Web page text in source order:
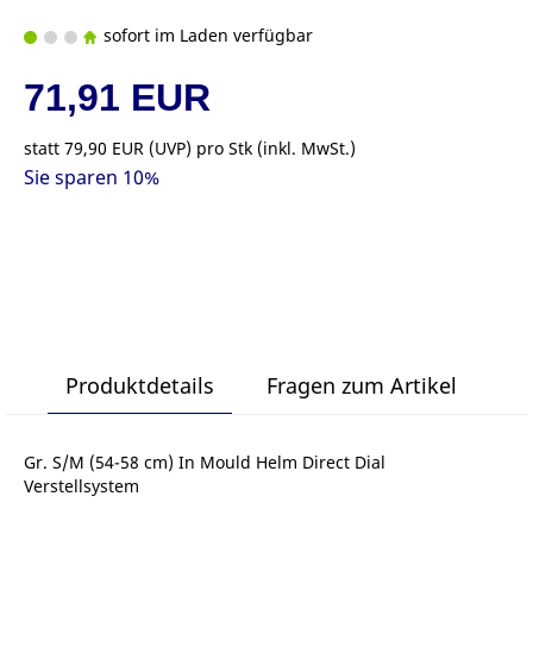
sofort im Laden verfügbar
71,91 EUR
statt 79,90 EUR (UVP) pro Stk (inkl. MwSt.)
Sie sparen 10%
Produktdetails Fragen zum Artikel
Gr. S/M (54-58 cm) In Mould Helm Direct Dial
Verstellsystem